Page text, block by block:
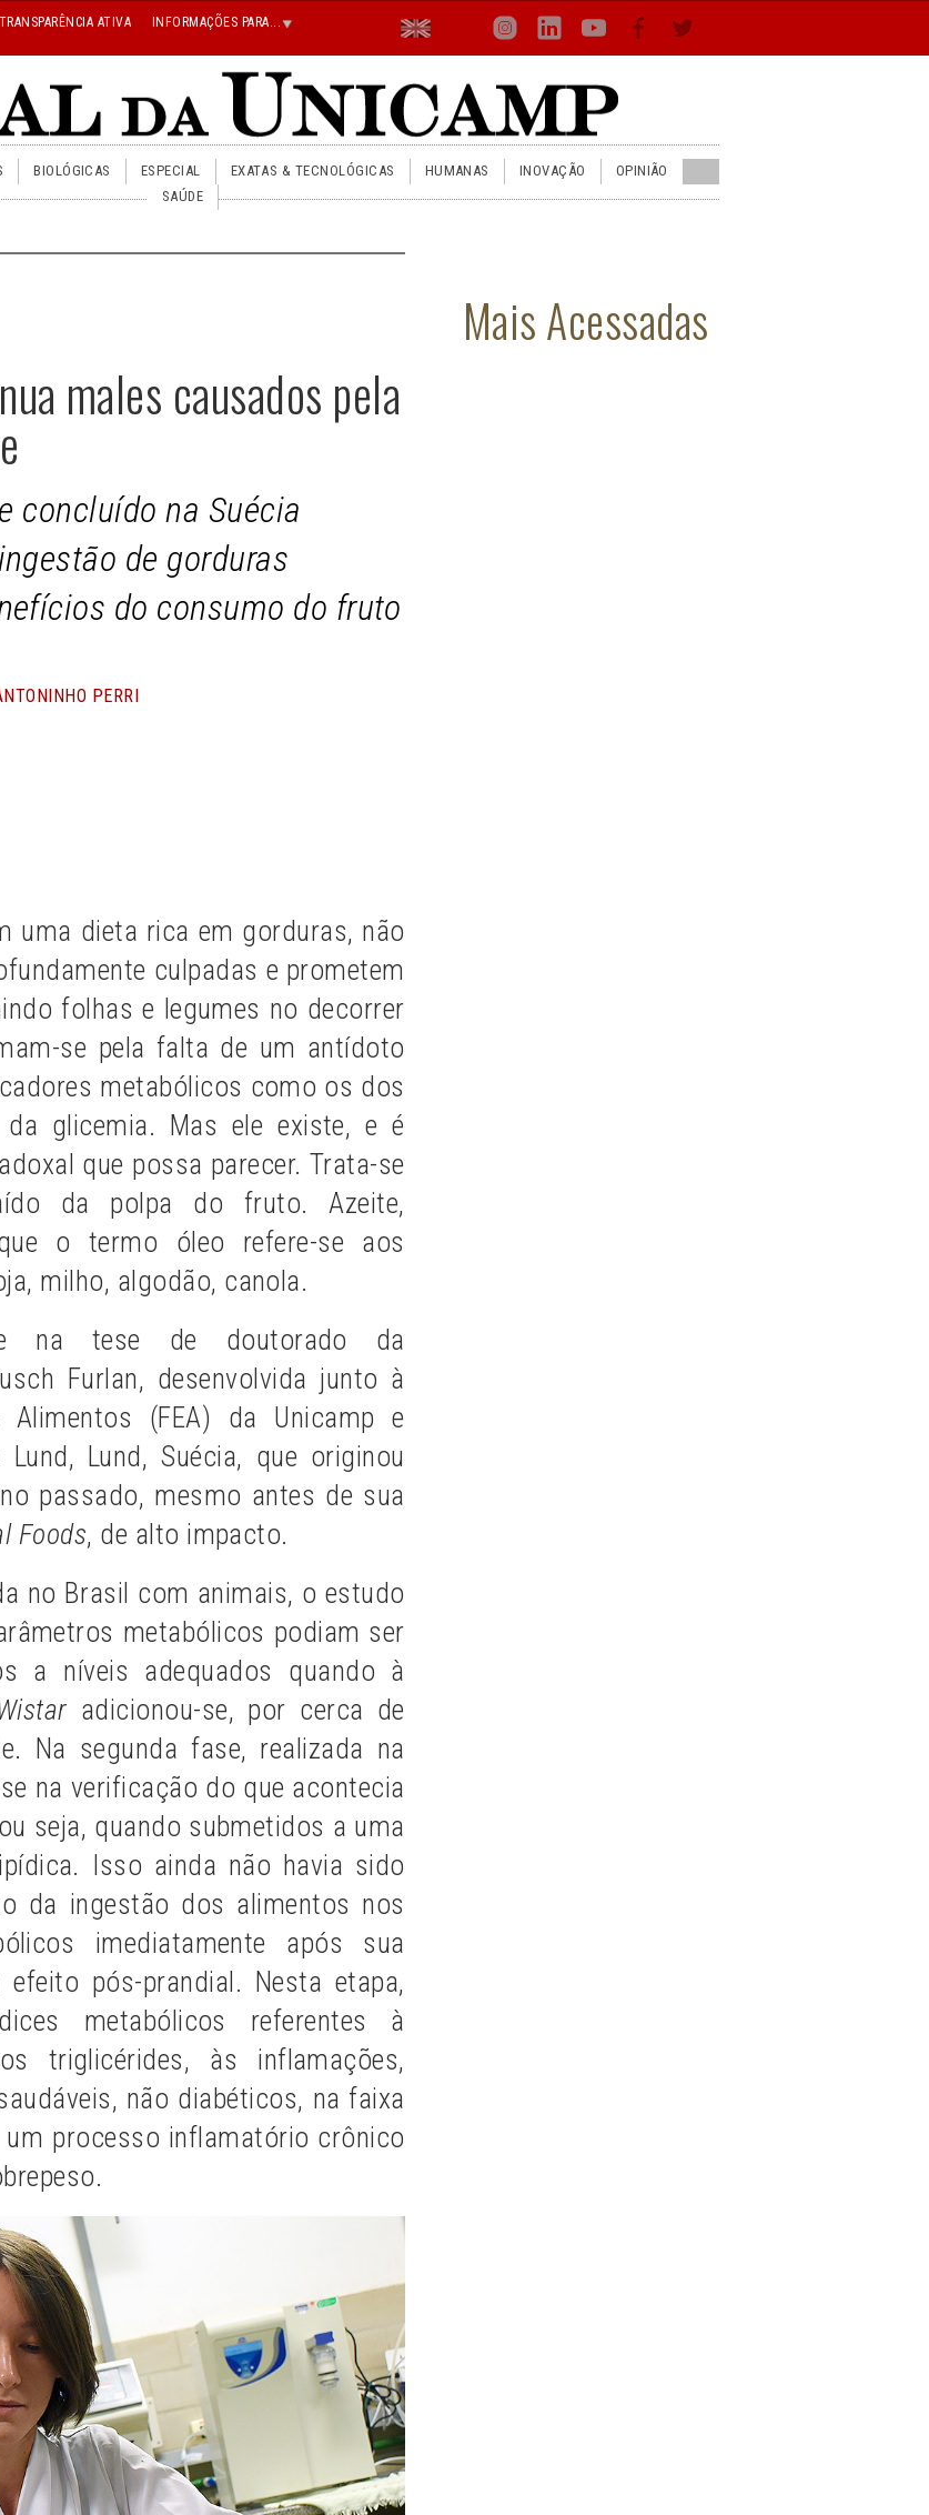
TRANSPARÊNCIA ATIVA INFORMAÇÕES PARA... Menu
Superior
Direito
En Inst Lin You Face Twit
BIOLÓGICAS ESPECIAL EXATAS & TECNOLÓGICAS HUMANAS INOVAÇÃO
OPINIÃO
SAÚDE
males causados pela
concluído na Suécia
de gorduras
do consumo do fruto
PERRI
uma dieta rica em gorduras, não
culpadas e prometem
folhas e legumes no decorrer
se pela falta de um antídoto
metabólicos como os dos
glicemia. Mas ele existe, e é
que possa parecer. Trata-se
da polpa do fruto. Azeite,
o termo óleo refere-se aos
milho, algodão, canola.
na tese de doutorado da
Furlan, desenvolvida junto à
Alimentos (FEA) da Unicamp e
Lund, Suécia, que originou
passado, mesmo antes de sua
Foods, de alto impacto.
no Brasil com animais, o estudo
metabólicos podiam ser
a níveis adequados quando à
adicionou-se, por cerca de
Na segunda fase, realizada na
na verificação do que acontecia
seja, quando submetidos a uma
Isso ainda não havia sido
da ingestão dos alimentos nos
imediatamente após sua
pós-prandial. Nesta etapa,
metabólicos referentes à
triglicérides, às inflamações,
não diabéticos, na faixa
processo inflamatório crônico
Mais Acessadas